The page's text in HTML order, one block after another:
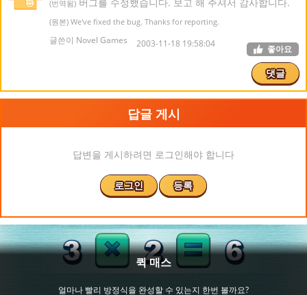
(번역됨)
(원본) We've fixed the bug. Thanks for reporting.
글쓴이 Novel Games 2003-11-18 19:58:04 좋아요
댓글
답글 게시
답변을 게시하려면 로그인해야 합니다
로그인 등록